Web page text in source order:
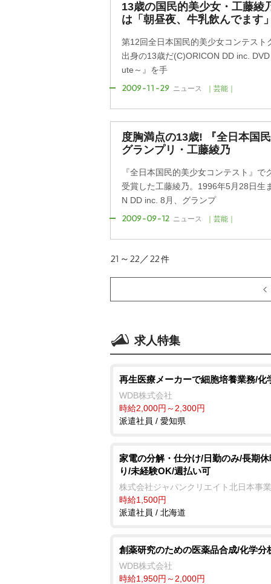
13歳の国民的美少女・工藤綾
は「朝昼夜、牛乳飲んでます
第12回全日本国民的美少女コンテスト
出身の13歳だ(C)ORICON DD inc.
ute～』を手
2009-11-29 ニュース ｜芸能｜
度胸満点の13歳! 『全日本国
グランプリ・工藤綾乃
『全日本国民的美少女コンテスト』
受賞した工藤綾乃。1996年5月28日生
N DD inc. 8月、グランプ
2009-09-12 ニュース ｜芸能｜
21～22／22件
求人特集
再生医療メーカーで細胞培養業務/化
WDB株式会社
時給2,000円～2,300円
派遣社員 / 愛知県
家電の分解・仕分け/日勤のみ/長期
り/未経験OK/週払い可
株式会社ジャパンクリエイト北日本事
時給1,500円
派遣社員 / 北海道
創薬研究のための医薬品合成/化学分
WDB株式会社
時給1,950円～2,000円